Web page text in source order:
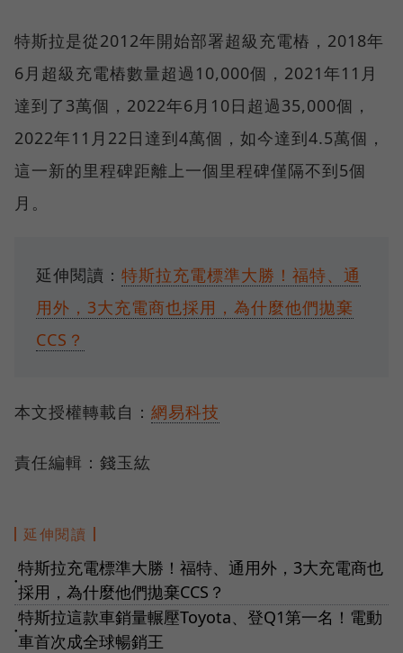
特斯拉是從2012年開始部署超級充電樁，2018年
6月超級充電樁數量超過10,000個，2021年11月
達到了3萬個，2022年6月10日超過35,000個，
2022年11月22日達到4萬個，如今達到4.5萬個，
這一新的里程碑距離上一個里程碑僅隔不到5個
月。
延伸閱讀： 特斯拉充電標準大勝！福特、通
用外，3大充電商也採用，為什麼他們拋棄
CCS？
本文授權轉載自： 網易科技
責任編輯：錢玉紘
延伸閱讀
●
特斯拉充電標準大勝！福特、通用外，3大充電商也
採用，為什麼他們拋棄CCS？
●
特斯拉這款車銷量輾壓Toyota、登Q1第一名！電動
車首次成全球暢銷王